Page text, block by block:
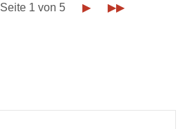
Seite 1 von 5 ▶ ▶▶